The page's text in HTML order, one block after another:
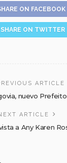
ON FACEBOOK
SHARE ON TWITTER
ARTICLE
nuevo
ARTICLE
a Any Karen